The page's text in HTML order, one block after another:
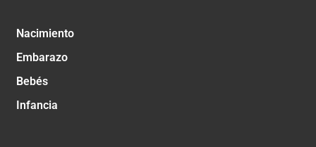
Nacimiento
Embarazo
Bebés
Infancia